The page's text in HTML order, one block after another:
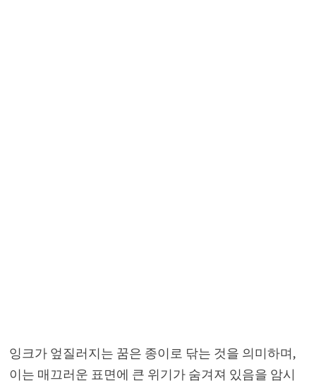
잉크가 엎질러지는 꿈은 종이로 닦는 것을 의미하며,
이는 매끄러운 표면에 큰 위기가 숨겨져 있음을 암시